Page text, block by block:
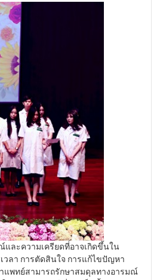
ละความเครียดที่อาจเกิดขึ้นใน
ลา การตัดสินใจ การแก้ไขปัญหา
แพทย์สามารถรักษาสมดุลทางอารมณ์